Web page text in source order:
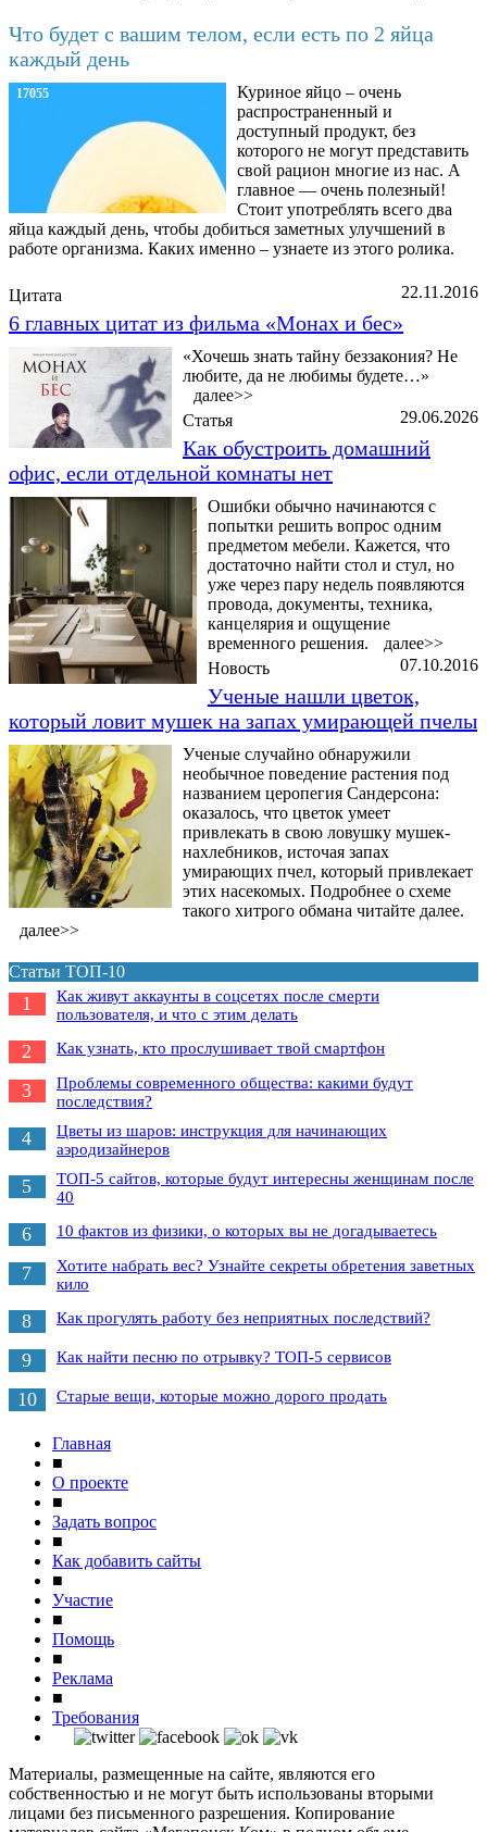
Что будет с вашим телом, если есть по 2 яйца
каждый день
17055
Куриное яйцо – очень
распространенный и
доступный продукт, без
которого не могут представить
свой рацион многие из нас. А
главное — очень полезный!
Стоит употреблять всего два
яйца каждый день, чтобы добиться заметных улучшений в
работе организма. Каких именно – узнаете из этого ролика.
22.11.2016
Цитата
6 главных цитат из фильма «Монах и бес»
«Хочешь знать тайну беззакония? Не
любите, да не любимы будете…»
далее>>
29.06.2026
Статья
Как обустроить домашний
офис, если отдельной комнаты нет
Ошибки обычно начинаются с
попытки решить вопрос одним
предметом мебели. Кажется, что
достаточно найти стол и стул, но
уже через пару недель появляются
провода, документы, техника,
канцелярия и ощущение
временного решения.
далее>>
07.10.2016
Новость
Ученые нашли цветок,
который ловит мушек на запах умирающей пчелы
Ученые случайно обнаружили
необычное поведение растения под
названием церопегия Сандерсона:
оказалось, что цветок умеет
привлекать в свою ловушку мушек-
нахлебников, источая запах
умирающих пчел, который привлекает
этих насекомых. Подробнее о схеме
такого хитрого обмана читайте далее.
далее>>
Статьи ТОП-10
1
Как живут аккаунты в соцсетях после смерти
пользователя, и что с этим делать
2 Как узнать, кто прослушивает твой смартфон
3
Проблемы современного общества: какими будут
последствия?
4
Цветы из шаров: инструкция для начинающих
аэродизайнеров
5
ТОП-5 сайтов, которые будут интересны женщинам после
40
6 10 фактов из физики, о которых вы не догадываетесь
7
Хотите набрать вес? Узнайте секреты обретения заветных
кило
8 Как прогулять работу без неприятных последствий?
9 Как найти песню по отрывку? ТОП-5 сервисов
10 Старые вещи, которые можно дорого продать
Главная
■
О проекте
■
Задать вопрос
■
Как добавить сайты
■
Участие
■
Помощь
■
Реклама
■
Требования
Материалы, размещенные на сайте, являются его
собственностью и не могут быть использованы вторыми
лицами без письменного разрешения. Копирование